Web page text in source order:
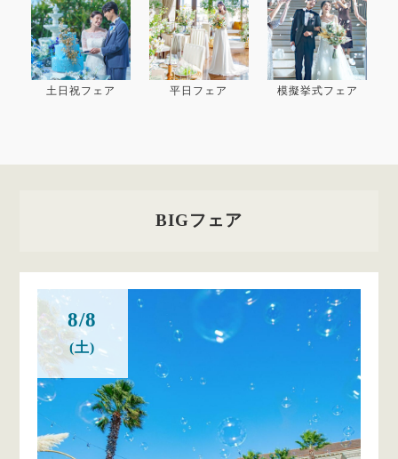
土日祝フェア 平日フェア 模擬挙式フェア
BIGフェア
8/8
(土)